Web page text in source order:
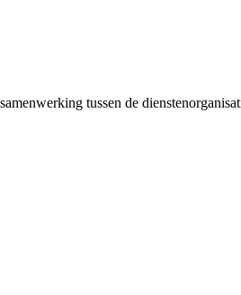
tussen de